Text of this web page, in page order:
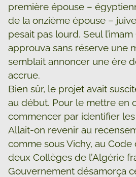
première épouse –
de la onzième épouse –
pesait pas lourd. Seul
approuva sans réserve une
semblait annoncer une ère
accrue.
Bien sûr, le projet avait
au début. Pour le mettre en
commencer par identifier les
Allait-on revenir au
comme sous Vichy, au Code
deux Collèges de l’Algérie
Gouvernement désamorça